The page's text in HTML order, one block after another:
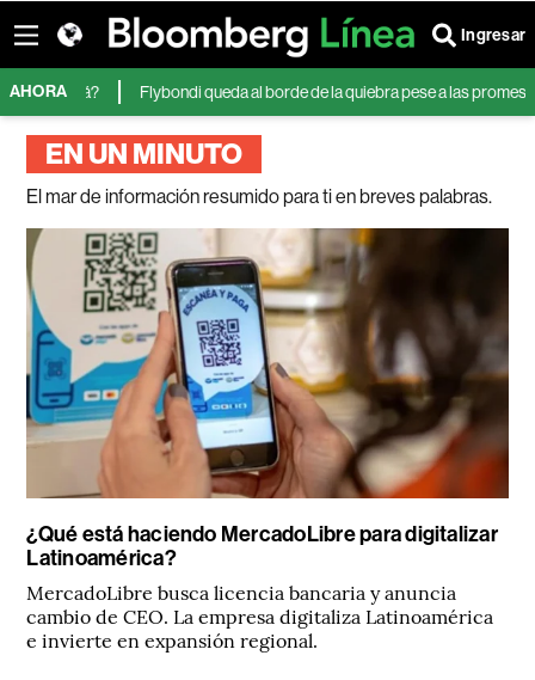
Ingresar
AHORA Flybondi queda al borde de la quiebra pese a las promesas de un
EN UN MINUTO
El mar de información resumido para ti en breves palabras.
¿Qué está haciendo MercadoLibre para digitalizar
Latinoamérica?
MercadoLibre busca licencia bancaria y anuncia
cambio de CEO. La empresa digitaliza Latinoamérica
e invierte en expansión regional.